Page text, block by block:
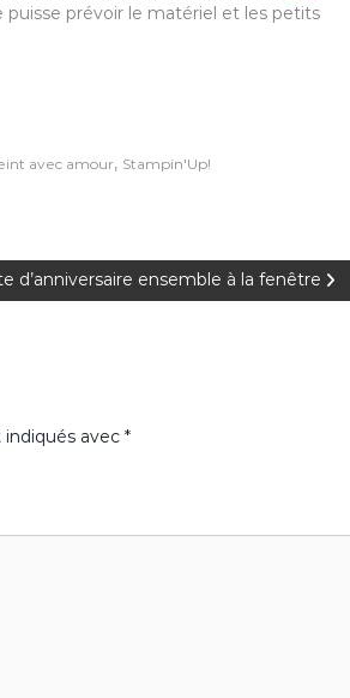
puisse prévoir le matériel et les petits
avec amour, Stampin'Up!
d’anniversaire ensemble à la fenêtre
avec *